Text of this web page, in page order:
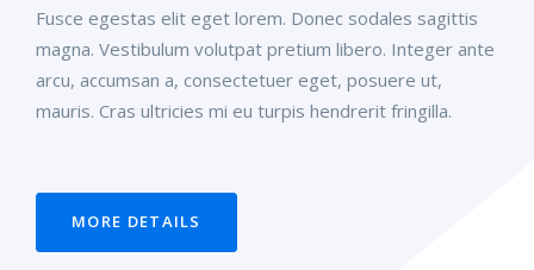
Fusce egestas elit eget lorem. Donec sodales sagittis
magna. Vestibulum volutpat pretium libero. Integer ante
arcu, accumsan a, consectetuer eget, posuere ut,
mauris. Cras ultricies mi eu turpis hendrerit fringilla.
MORE DETAILS